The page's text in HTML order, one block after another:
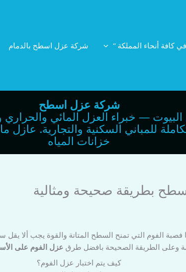
كافة أنحاء المملكة “
شركة عزل اسطح بالدمام
شركة عزل اسطح
— خبراء العزل المائي
المتكاملة للمباني السكنية
خزانات المياه
بطريقة صحيحة ومثالية
وعلى الطريقة الصحيحة بافضل طرق عزل الفوم على
كيف يتم اختبار عزل الفوم؟